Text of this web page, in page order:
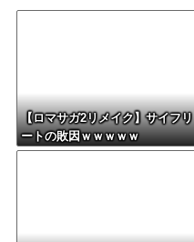
【ロマサガ2リメイク】サイフリ
ートの敗因ｗｗｗｗｗ